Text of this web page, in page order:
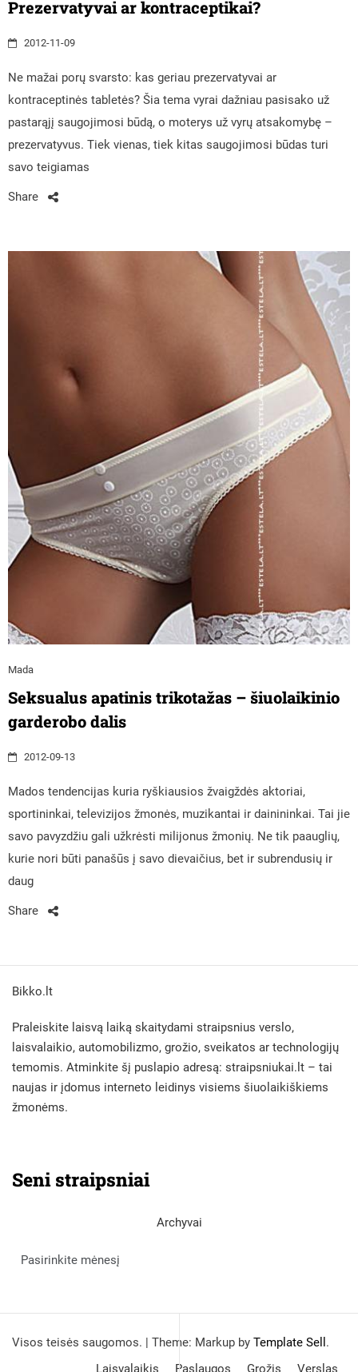
Prezervatyvai ar kontraceptikai?
2012-11-09
Ne mažai porų svarsto: kas geriau prezervatyvai ar
kontraceptinės tabletės? Šia tema vyrai dažniau pasisako už
pastarąjį saugojimosi būdą, o moterys už vyrų atsakomybę –
prezervatyvus. Tiek vienas, tiek kitas saugojimosi būdas turi
savo teigiamas
Share
Mada
Seksualus apatinis trikotažas – šiuolaikinio
garderobo dalis
2012-09-13
Mados tendencijas kuria ryškiausios žvaigždės aktoriai,
sportininkai, televizijos žmonės, muzikantai ir dainininkai. Tai jie
savo pavyzdžiu gali užkrėsti milijonus žmonių. Ne tik paauglių,
kurie nori būti panašūs į savo dievaičius, bet ir subrendusių ir
daug
Share
Bikko.lt
Praleiskite laisvą laiką skaitydami straipsnius verslo,
laisvalaikio, automobilizmo, grožio, sveikatos ar technologijų
temomis. Atminkite šį puslapio adresą: straipsniukai.lt – tai
naujas ir įdomus interneto leidinys visiems šiuolaikiškiems
žmonėms.
Seni straipsniai
Archyvai
Visos teisės saugomos. | Theme: Markup by Template Sell .
Laisvalaikis
Paslaugos Grožis Verslas